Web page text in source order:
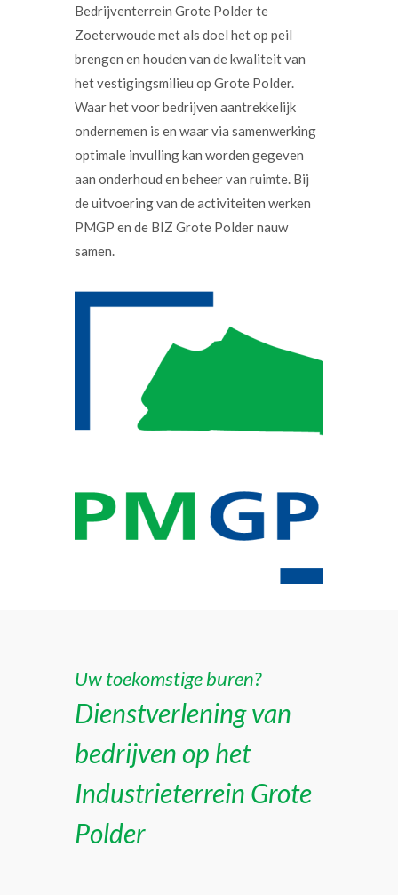
Bedrijventerrein Grote Polder te
Zoeterwoude met als doel het op peil
brengen en houden van de kwaliteit van
het vestigingsmilieu op Grote Polder.
Waar het voor bedrijven aantrekkelijk
ondernemen is en waar via samenwerking
optimale invulling kan worden gegeven
aan onderhoud en beheer van ruimte. Bij
de uitvoering van de activiteiten werken
PMGP en de BIZ Grote Polder nauw
samen.
Uw toekomstige buren?
Dienstverlening van
bedrijven op het
Industrieterrein Grote
Polder